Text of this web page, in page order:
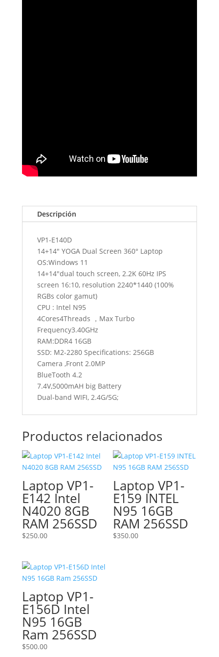
Descripción
VP1-E140D
14+14" YOGA Dual Screen 360° Laptop
OS:Windows 11
14+14"dual touch screen, 2.2K 60Hz IPS
screen 16:10, resolution 2240*1440 (100%
RGBs color gamut)
CPU : Intel N95
4Cores4Threads ，Max Turbo
Frequency3.40GHz
RAM:DDR4 16GB
SSD: M2-2280 Specifications: 256GB
Camera ,Front 2.0MP
BlueTooth 4.2
7.4V,5000mAH big Battery
Dual-band WIFI, 2.4G/5G;
Productos relacionados
Laptop VP1-
E142 Intel
N4020 8GB
RAM 256SSD
$250.00
Laptop VP1-
E159 INTEL
N95 16GB
RAM 256SSD
$350.00
Laptop VP1-
E156D Intel
N95 16GB
Ram 256SSD
$500.00